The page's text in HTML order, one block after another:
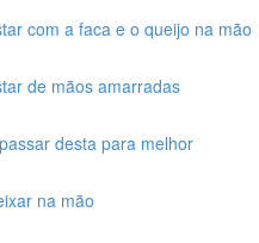
com a faca e o queijo na mão
de mãos amarradas
desta para melhor
na mão